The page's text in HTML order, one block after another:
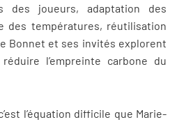
des joueurs, adaptation des
des températures, réutilisation
Bonnet et ses invités explorent
l’empreinte carbone du
l’équation difficile que Marie-